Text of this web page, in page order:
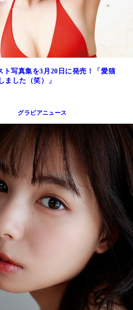
ト写真集を3月20日に発売！「愛猫
した（笑）」
グラビアニュース